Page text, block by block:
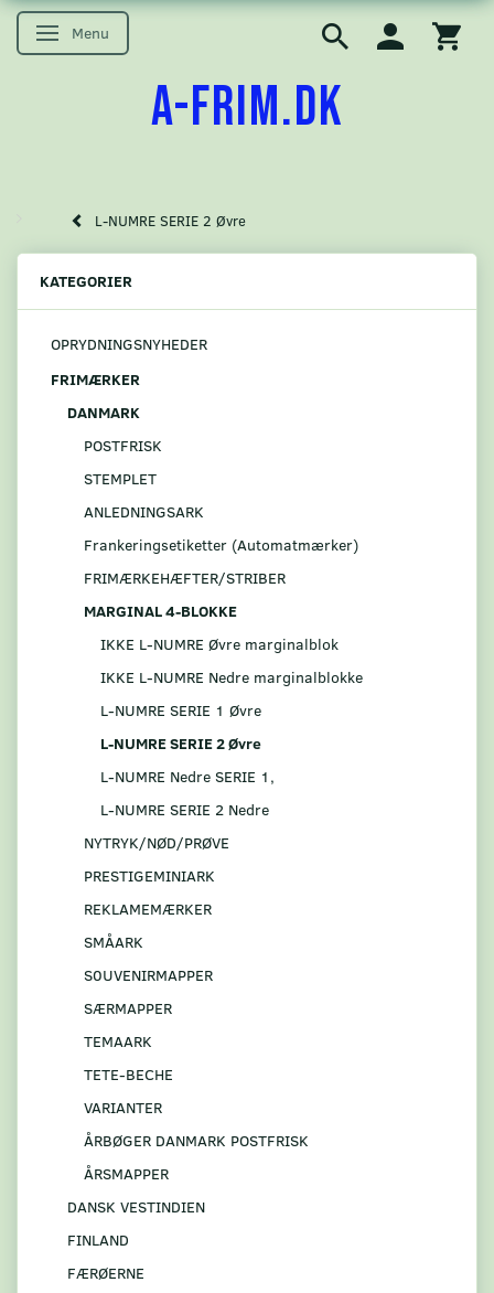
Skifte navigation
Menu
A-FRIM.DK
L-NUMRE SERIE 2 Øvre
KATEGORIER
OPRYDNINGSNYHEDER
FRIMÆRKER
DANMARK
POSTFRISK
STEMPLET
ANLEDNINGSARK
Frankeringsetiketter (Automatmærker)
FRIMÆRKEHÆFTER/STRIBER
MARGINAL 4-BLOKKE
IKKE L-NUMRE Øvre marginalblok
IKKE L-NUMRE Nedre marginalblokke
L-NUMRE SERIE 1 Øvre
L-NUMRE SERIE 2 Øvre
L-NUMRE Nedre SERIE 1,
L-NUMRE SERIE 2 Nedre
NYTRYK/NØD/PRØVE
PRESTIGEMINIARK
REKLAMEMÆRKER
SMÅARK
S0UVENIRMAPPER
SÆRMAPPER
TEMAARK
TETE-BECHE
VARIANTER
ÅRBØGER DANMARK POSTFRISK
ÅRSMAPPER
DANSK VESTINDIEN
FINLAND
FÆRØERNE